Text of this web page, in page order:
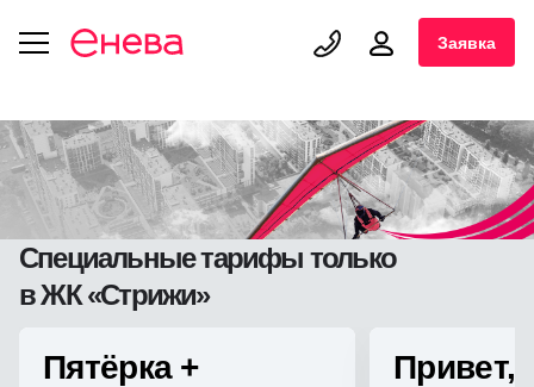
Заявка
Специальные тарифы только
в ЖК «Стрижи»
Пятёрка + Привет,